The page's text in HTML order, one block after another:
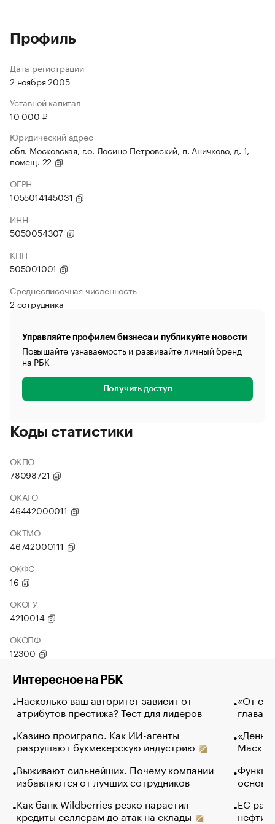
Профиль
Дата регистрации
2 ноября 2005
Уставной капитал
10 000 ₽
Юридический адрес
обл. Московская, г.о. Лосино-Петровский, п. Аничково, д. 1,
помещ. 22
ОГРН
1055014145031
ИНН
5050054307
КПП
505001001
Среднесписочная численность
2 сотрудника
Управляйте профилем бизнеса и публикуйте новости
Повышайте узнаваемость и развивайте личный бренд
на РБК
Получить доступ
Коды статистики
ОКПО
78098721
ОКАТО
46442000011
ОКТМО
46742000111
ОКФС
16
ОКОГУ
4210014
ОКОПФ
12300
Интересное на РБК
Насколько ваш авторитет зависит от
атрибутов престижа? Тест для лидеров
Казино проиграло. Как ИИ-агенты
разрушают букмекерскую индустрию
Выживают сильнейших. Почему компании
избавляются от лучших сотрудников
Как банк Wildberries резко нарастил
кредиты селлерам до атак на склады
«От
глава
Маск в
основ
ЕС
нефти